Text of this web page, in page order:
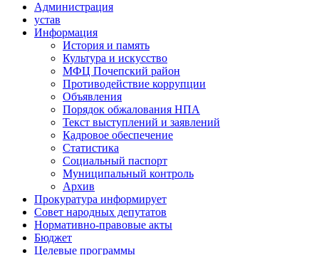
Администрация
устав
Информация
История и память
Культура и искусство
МФЦ Почепский район
Противодействие коррупции
Объявления
Порядок обжалования НПА
Текст выступлений и заявлений
Кадровое обеспечение
Статистика
Социальный паспорт
Муниципальный контроль
Архив
Прокуратура информирует
Совет народных депутатов
Нормативно-правовые акты
Бюджет
Целевые программы